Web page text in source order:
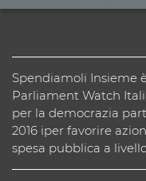
Spendiamoli Insieme
Parliament Watch
per la democrazia
2016 iper favorire
spesa pubblica a